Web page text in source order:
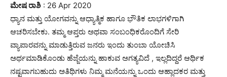
ಮೇಷ ರಾಶಿ : 26 Apr 2020
ಧ್ಯಾನ ಮತ್ತು ಯೋಗವನ್ನು ಆಧ್ಯಾತ್ಮಿಕ ಹಾಗೂ ಭೌತಿಕ ಲಾಭಗಳಿಗಾಗಿ
ಆಚರಿಸಬೇಕು. ತಮ್ಮ ಆಪ್ತರು ಅಥವಾ ಸಂಬಂಧಿಕರೊಂದಿಗೆ ಸೇರಿ
ವ್ಯಾಪಾರವನ್ನು ಮಾಡುತ್ತಿರುವ ಜನರು ಇಂದು ತುಂಬಾ ಯೋಚಿಸಿ
ಅರ್ಥಮಾಡಿಕೊಂಡು ಹೆಜ್ಜೆಯನ್ನು ಹಾಕುವ ಅಗತ್ಯವಿದೆ , ಇಲ್ಲದಿದ್ದರೆ ಆರ್ಥಿಕ
ನಷ್ಟವಾಗಬಹುದು ಅತಿಥಿಗಳು ನಿಮ್ಮ ಮನೆಯನ್ನು ಒಂದು ಆಹ್ಲಾದಕರ ಮತ್ತು